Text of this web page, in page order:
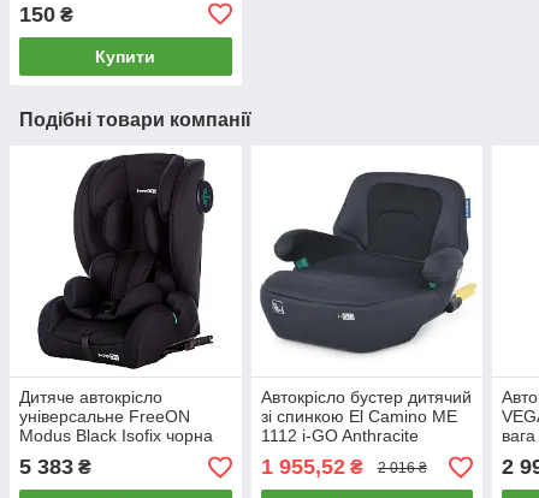
transparent чорний
150 ₴
Купити
Подібні товари компанії
Дитяче автокрісло
універсальне FreeON
Modus Black Isofix чорна
група 1 2 3 від 9 до 36 кг
5 383 ₴
Автокрісло бустер дитячий
зі спинкою El Camino ME
1112 i-GO Anthracite
ISOFIX група 3, вага
дитини 22-36 кг
1 955,52₴ 2 016 ₴ 2